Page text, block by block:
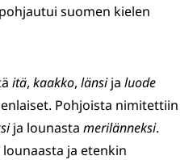
suomen kielen
itä, kaakko, länsija luode
Pohjoista nimitettiin
ja lounasta merilänneksi.
ja etenkin